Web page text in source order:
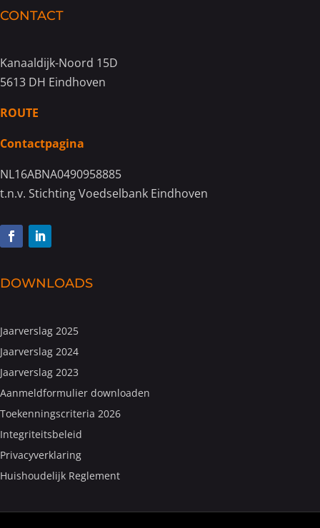
CONTACT
Kanaaldijk-Noord 15D
5613 DH Eindhoven
ROUTE
Contactpagina
NL16ABNA0490958885
t.n.v. Stichting Voedselbank Eindhoven
DOWNLOADS
Jaarverslag 2025
Jaarverslag 2024
Jaarverslag 2023
Aanmeldformulier downloaden
Toekenningscriteria 2026
Integriteitsbeleid
Privacyverklaring
Huishoudelijk Reglement